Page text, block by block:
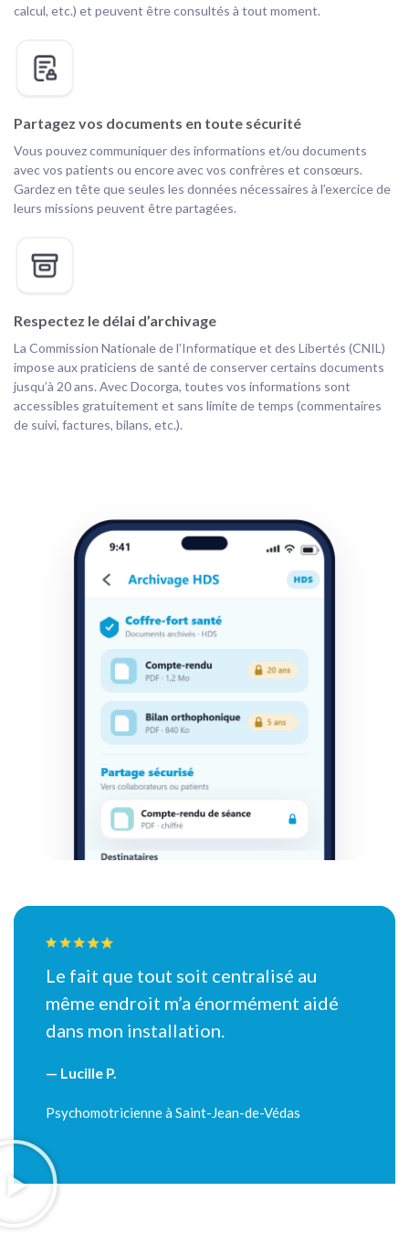
calcul, etc.) et peuvent être consultés à tout moment.
Partagez vos documents en toute sécurité
Vous pouvez communiquer des informations et/ou documents
avec vos patients ou encore avec vos confrères et consœurs.
Gardez en tête que seules les données nécessaires à l’exercice de
leurs missions peuvent être partagées.
Respectez le délai d’archivage
La Commission Nationale de l’Informatique et des Libertés (CNIL)
impose aux praticiens de santé de conserver certains documents
jusqu’à 20 ans. Avec Docorga, toutes vos informations sont
accessibles gratuitement et sans limite de temps (commentaires
de suivi, factures, bilans, etc.).
Le fait que tout soit centralisé au
même endroit m’a énormément aidé
dans mon installation.
— Lucille P.
Psychomotricienne à Saint-Jean-de-Védas